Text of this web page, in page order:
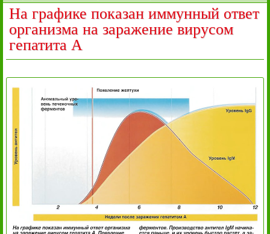
На графике показан иммунный ответ
организма на заражение вирусом
гепатита А